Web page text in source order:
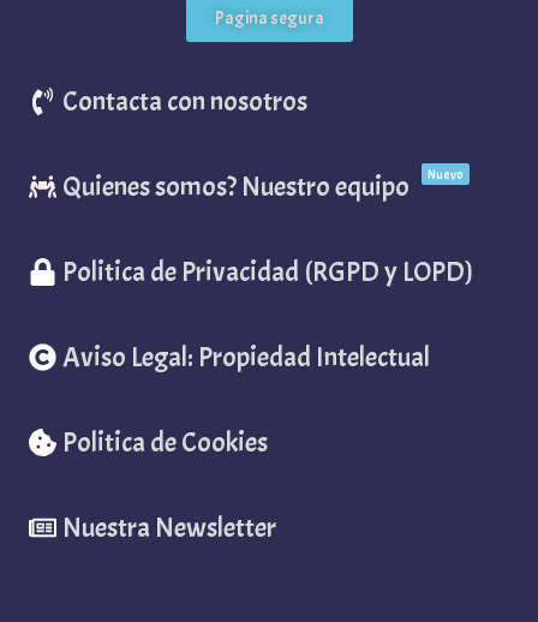
Pagina segura
Contacta con nosotros
Quienes somos? Nuestro equipo Nuevo
Politica de Privacidad (RGPD y LOPD)
Aviso Legal: Propiedad Intelectual
Politica de Cookies
Nuestra Newsletter